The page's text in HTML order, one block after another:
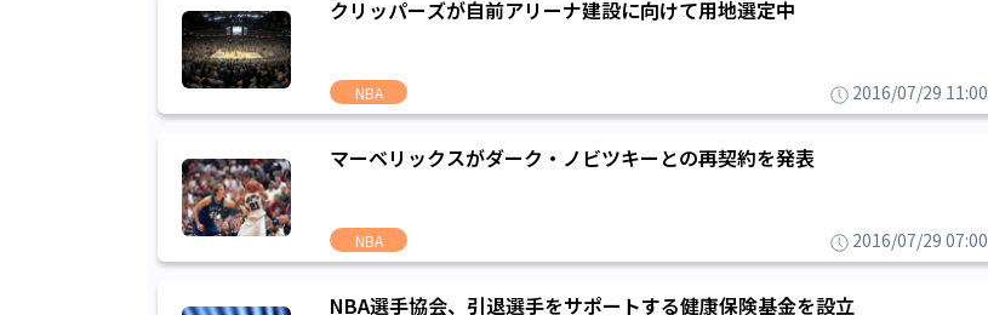
クリッパーズが自前アリーナ建設に向けて用地選定中
NBA 2016/07/29 11:00
マーベリックスがダーク・ノビツキーとの再契約を発表
NBA 2016/07/29 07:00
NBA選手協会、引退選手をサポートする健康保険基金を設立